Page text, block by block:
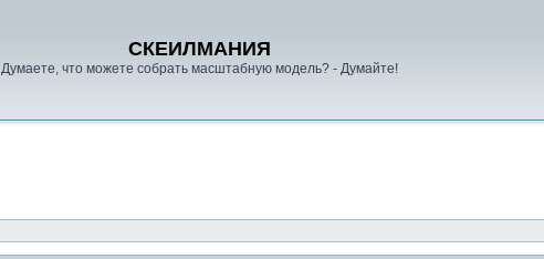
СКЕИЛМАНИЯ
Думаете, что можете собрать масштабную модель? - Думайте!